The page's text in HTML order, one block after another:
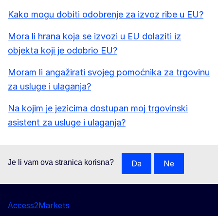
Kako mogu dobiti odobrenje za izvoz ribe u EU?
Mora li hrana koja se izvozi u EU dolaziti iz
objekta koji je odobrio EU?
Moram li angažirati svojeg pomoćnika za trgovinu
za usluge i ulaganja?
Na kojim je jezicima dostupan moj trgovinski
asistent za usluge i ulaganja?
Je li vam ova stranica korisna? Da Ne
Access2Markets